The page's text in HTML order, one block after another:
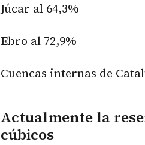
Júcar al 64,3%
Ebro al 72,9%
Cuencas internas de
Actualmente la
cúbicos